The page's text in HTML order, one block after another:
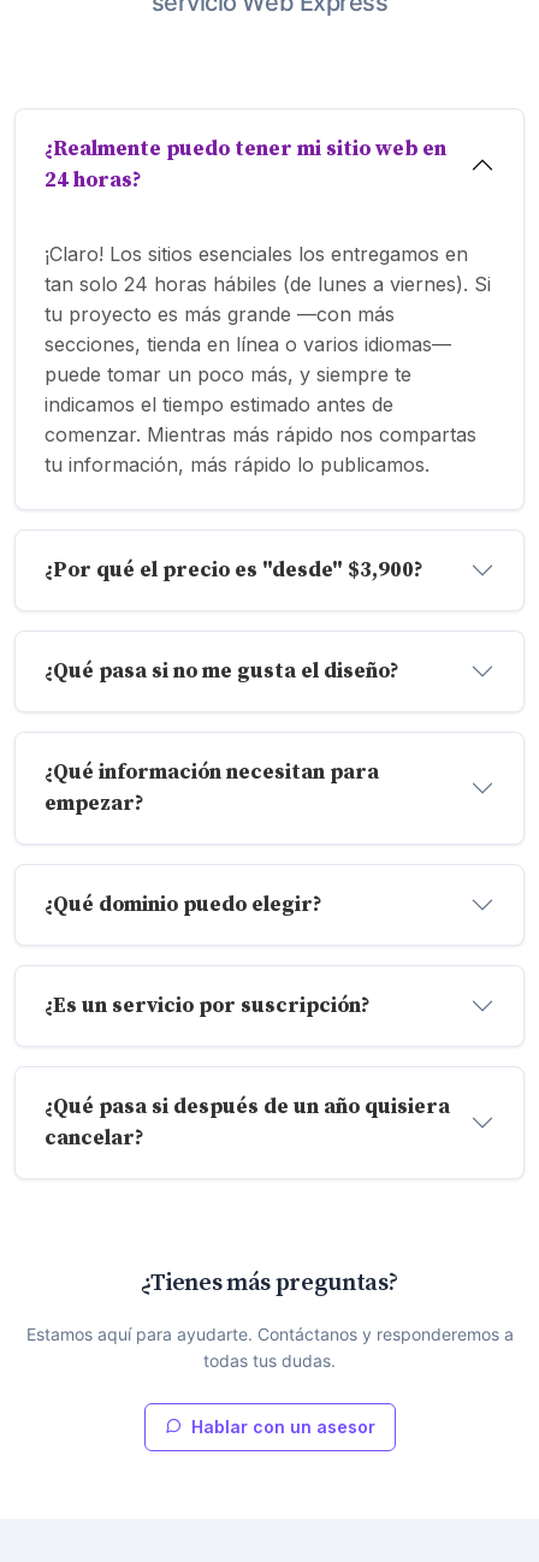
¿Realmente puedo tener mi sitio web en
24 horas?
¡Claro! Los sitios esenciales los entregamos en
tan solo 24 horas hábiles (de lunes a viernes). Si
tu proyecto es más grande —con más
secciones, tienda en línea o varios idiomas—
puede tomar un poco más, y siempre te
indicamos el tiempo estimado antes de
comenzar. Mientras más rápido nos compartas
tu información, más rápido lo publicamos.
¿Por qué el precio es "desde" $3,900?
¿Qué pasa si no me gusta el diseño?
¿Qué información necesitan para
empezar?
¿Qué dominio puedo elegir?
¿Es un servicio por suscripción?
¿Qué pasa si después de un año quisiera
cancelar?
¿Tienes más preguntas?
Estamos aquí para ayudarte. Contáctanos y responderemos a
todas tus dudas.
Hablar con un asesor